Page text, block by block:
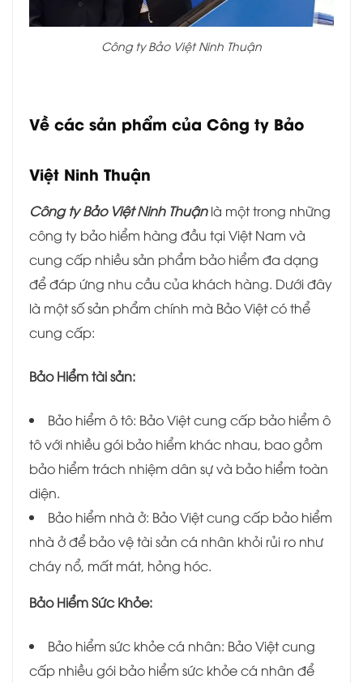
Công ty Bảo Việt Ninh Thuận
Về các sản phẩm của Công ty Bảo
Việt Ninh Thuận
Công ty Bảo Việt Ninh Thuậnlà một trong những
công ty bảo hiểm hàng đầu tại Việt Nam và
cung cấp nhiều sản phẩm bảo hiểm đa dạng
để đáp ứng nhu cầu của khách hàng. Dưới đây
là một số sản phẩm chính mà Bảo Việt có thể
cung cấp:
Bảo Hiểm tài sản:
Bảo hiểm ô tô: Bảo Việt cung cấp bảo hiểm ô
tô với nhiều gói bảo hiểm khác nhau, bao gồm
bảo hiểm trách nhiệm dân sự và bảo hiểm toàn
diện.
Bảo hiểm nhà ở: Bảo Việt cung cấp bảo hiểm
nhà ở để bảo vệ tài sản cá nhân khỏi rủi ro như
cháy nổ, mất mát, hỏng hóc.
Bảo Hiểm Sức Khỏe:
Bảo hiểm sức khỏe cá nhân: Bảo Việt cung
cấp nhiều gói bảo hiểm sức khỏe cá nhân để